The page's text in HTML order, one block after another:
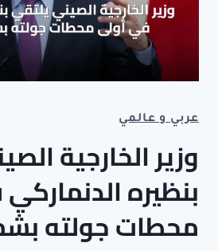
عربي و عالمي
وزير الخارجية
بنظيره
محطات جولته